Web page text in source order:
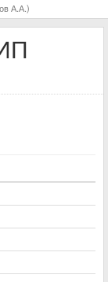
А.А.)